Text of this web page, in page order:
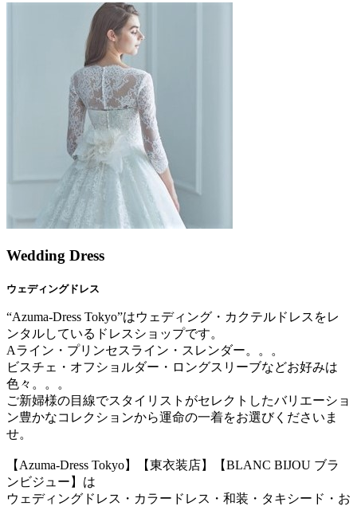
Wedding Dress
ウェディングドレス
“Azuma-Dress Tokyo”はウェディング・カクテルドレスをレ
ンタルしているドレスショップです。
Aライン・プリンセスライン・スレンダー。。。
ビスチェ・オフショルダー・ロングスリーブなどお好みは
色々。。。
ご新婦様の目線でスタイリストがセレクトしたバリエーショ
ン豊かなコレクションから運命の一着をお選びくださいま
せ。
【Azuma-Dress Tokyo】【東衣装店】【BLANC BIJOU ブラ
ンビジュー】は
ウェディングドレス・カラードレス・和装・タキシード・お